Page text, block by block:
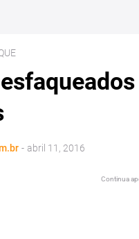
- abril 11, 2016
Continua